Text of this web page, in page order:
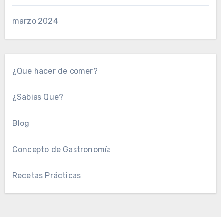
marzo 2024
¿Que hacer de comer?
¿Sabias Que?
Blog
Concepto de Gastronomía
Recetas Prácticas